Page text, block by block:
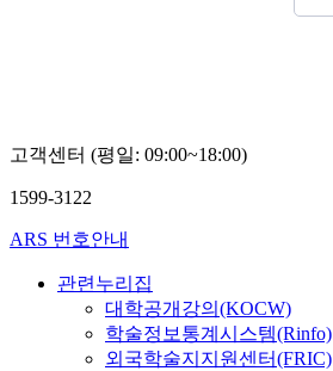
고객센터 (평일: 09:00~18:00)
1599-3122
ARS 번호안내
관련누리집
대학공개강의(KOCW)
학술정보통계시스템(Rinfo)
외국학술지지원센터(FRIC)